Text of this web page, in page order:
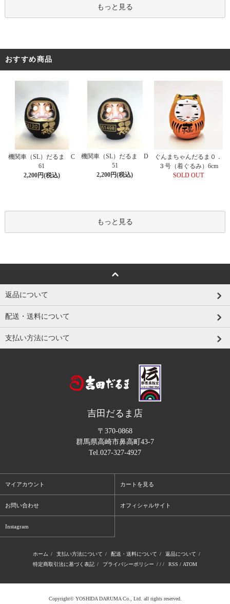
もっと見る
おすすめ商品
機関車（SL）だるま C
61
2,200円(税込)
機関車（SL）だるま D
51
2,200円(税込)
ぐんまちゃんだるま０．
３号（着ぐるみ）6cm
SOLD OUT
もっと見る
返品について
配送・送料について
支払い方法について
吉田だるま店
〒370-0868
群馬県高崎市鼻高町43-7
Tel.027-327-4927
マイアカウント カートを見る
お問い合わせ オフィシャルサイト
Instagram
ホーム / 支払い方法について / 配送・送料について / 返品について /
特定商取引法に基づく表記 / プライバシーポリシー / / / RSS / ATOM
Copyright© YOSHIDA DARUMA Co., Ltd. all rights reserved.